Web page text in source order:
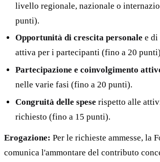
livello regionale, nazionale o
punti).
Opportunità di crescita personale e di
attiva per i partecipanti (fino a 20
Partecipazione e coinvolgimento
nelle varie fasi (fino a 20 punti).
Congruità delle spese rispetto alle
richiesto (fino a 15 punti).
Erogazione: Per le richieste ammesse, la
comunica l'ammontare del contributo